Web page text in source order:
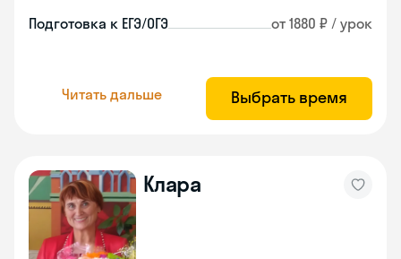
Подготовка к ЕГЭ/ОГЭ от 1880 ₽ / урок
Читать дальше Выбрать время
Клара